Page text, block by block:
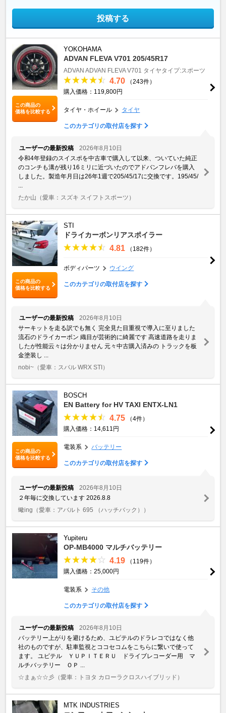
投稿する
この商品の
価格を比較する
YOKOHAMA
ADVAN FLEVA V701 205/45R17
ADVAN ADVAN FLEVA V701 タイヤタイプ:スポーツ
4.70
（243件）
購入価格：119,800円
タイヤ・ホイール タイヤ
このカテゴリの取付店を探す
ユーザーの最新投稿
2026年8月10日
令和4年登録のスイスポを中古車で購入して以来、ついていた純正
のコンチも溝が残り16ミリに近づいたのでアドバンフレバを購入
しました。製造年月日は26年1週で205/45/17に交換です。195/45/
たか山 （愛車：スズキ スイフトスポーツ）
この商品の
価格を比較する
STI
ドライカーボンリアスポイラー
4.81 （182件）
ボディパーツ ウイング
このカテゴリの取付店を探す
ユーザーの最新投稿
2026年8月10日
サーキットを走る訳でも無く 完全見た目重視で導入に至りました
流石のドライカーボン 織目が芸術的に綺麗です 高速道路を走りま
したが性能云々は分かりません 元々中古購入済みの トラックを板
金塗装し ...
nobi~ （愛車：スバル WRX STI）
この商品の
価格を比較する
BOSCH
EN Battery for HV TAXI ENTX-LN1
4.75
（4件）
購入価格：14,611円
電装系 バッテリー
このカテゴリの取付店を探す
ユーザーの最新投稿
2026年8月10日
２年毎に交換しています 2026.8.8
蠍ing （愛車：アバルト 695 （ハッチバック））
Yupiteru
OP-MB4000 マルチバッテリー
4.19
（119件）
購入価格：25,000円
電装系 その他
このカテゴリの取付店を探す
ユーザーの最新投稿
2026年8月10日
バッテリー上がりを避けるため、ユピテルのドラレコではなく他
社のものですが、駐車監視とココセコムをこちらに繋いで使って
ます。 ユピテル ＹＵＰＩＴＥＲＵ ドライブレコーダー用 マ
ルチバッテリー ＯＰ ...
☆まぁ☆☆彡 （愛車：トヨタ カローラクロスハイブリッド）
MTK INDUSTRIES